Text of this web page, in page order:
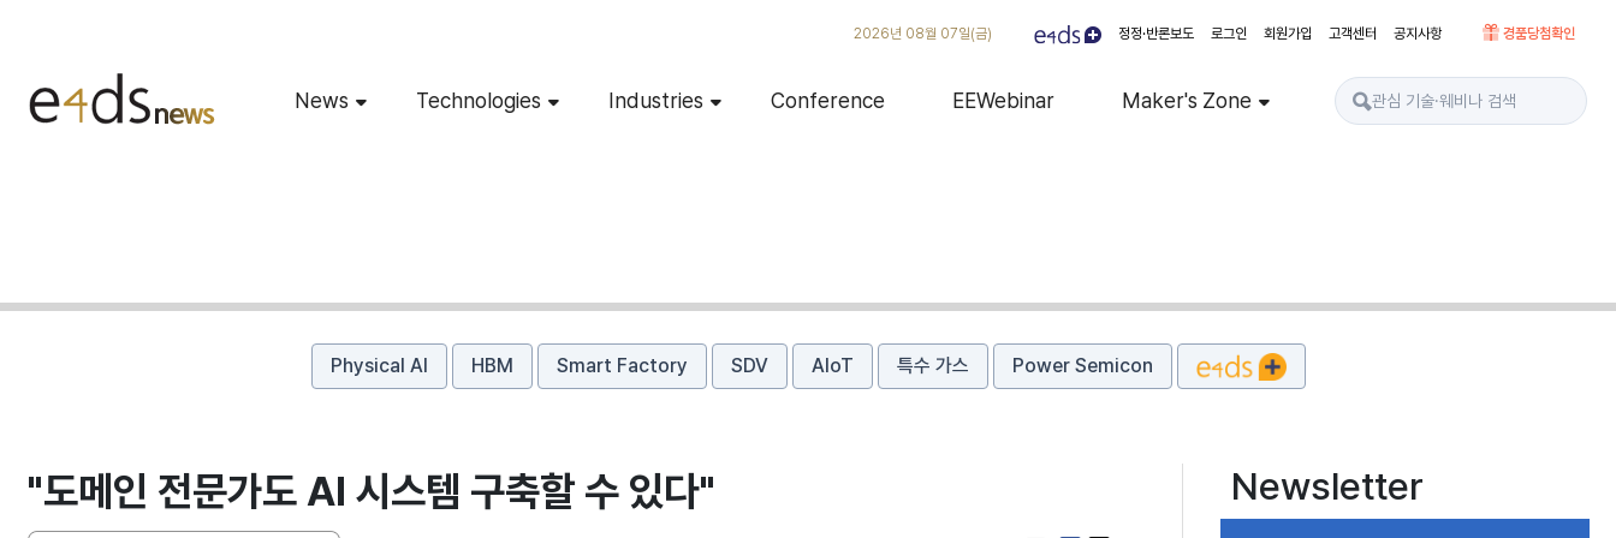
2026년 08월 07일(금) 정정·반론보도 로그인 회원가입 고객센터 공지사항 경품당첨확인
News Technologies Industries Conference EEWebinar Maker's Zone
Physical AI HBM Smart Factory SDV AIoT 특수 가스 Power Semicon
"도메인 전문가도 AI 시스템 구축할 수 있다" Newsletter